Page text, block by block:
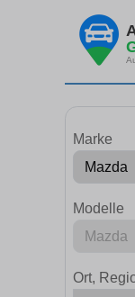
Marke
Modelle
Ort,